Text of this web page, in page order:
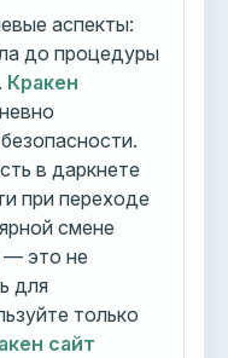
аспекты:
до процедуры
Кракен
в даркнете
при переходе
смене
— это не
для
только
сайт